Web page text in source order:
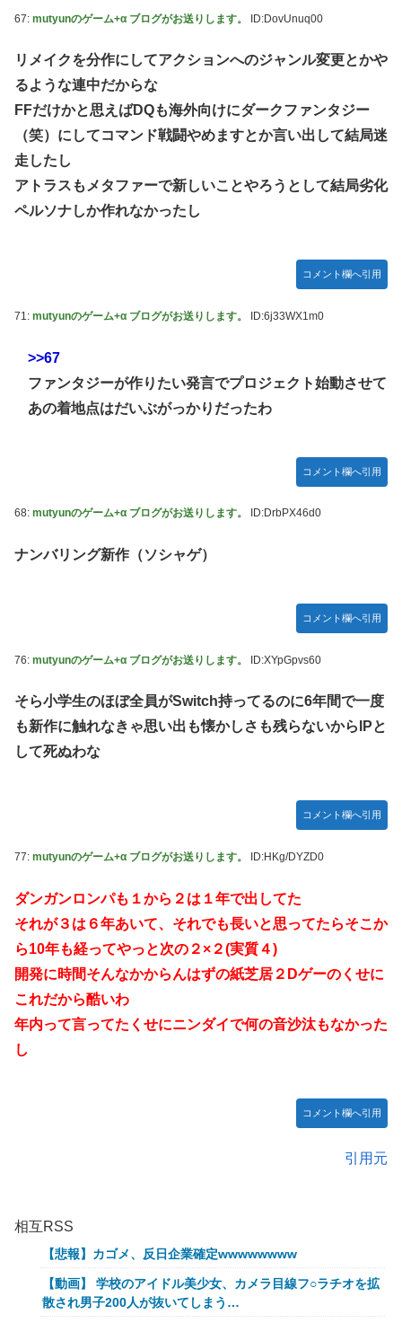
67: mutyunのゲーム+α ブログがお送りします。 ID:DovUnuq00
リメイクを分作にしてアクションへのジャンル変更とかや
るような連中だからな
FFだけかと思えばDQも海外向けにダークファンタジー
（笑）にしてコマンド戦闘やめますとか言い出して結局迷
走したし
アトラスもメタファーで新しいことやろうとして結局劣化
ペルソナしか作れなかったし
コメント欄へ引用
71: mutyunのゲーム+α ブログがお送りします。 ID:6j33WX1m0
>>67
ファンタジーが作りたい発言でプロジェクト始動させて
あの着地点はだいぶがっかりだったわ
コメント欄へ引用
68: mutyunのゲーム+α ブログがお送りします。 ID:DrbPX46d0
ナンバリング新作（ソシャゲ）
コメント欄へ引用
76: mutyunのゲーム+α ブログがお送りします。 ID:XYpGpvs60
そら小学生のほぼ全員がSwitch持ってるのに6年間で一度
も新作に触れなきゃ思い出も懐かしさも残らないからIPと
して死ぬわな
コメント欄へ引用
77: mutyunのゲーム+α ブログがお送りします。 ID:HKg/DYZD0
ダンガンロンパも１から２は１年で出してた
それが３は６年あいて、それでも長いと思ってたらそこか
ら10年も経ってやっと次の２×２(実質４)
開発に時間そんなかからんはずの紙芝居２Dゲーのくせに
これだから酷いわ
年内って言ってたくせにニンダイで何の音沙汰もなかった
し
コメント欄へ引用
引用元
相互RSS
【悲報】カゴメ、反日企業確定wwwwwwww
【動画】 学校のアイドル美少女、カメラ目線フ○ラチオを拡
散され男子200人が抜いてしまう…